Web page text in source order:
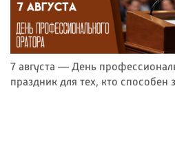
7 августа — День
праздник для тех, кто способен